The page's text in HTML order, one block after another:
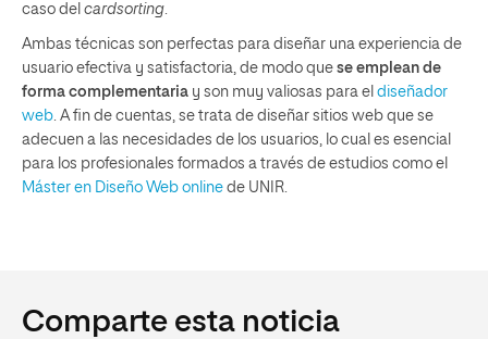
caso del cardsorting
Ambas técnicas son perfectas para diseñar una experiencia de
usuario efectiva y satisfactoria, de modo que se emplean de
forma complementaria y son muy valiosas para el diseñador
web . A fin de cuentas, se trata de diseñar sitios web que se
adecuen a las necesidades de los usuarios, lo cual es esencial
para los profesionales formados a través de estudios como el
Máster en Diseño Web online de UNIR.
Comparte esta noticia